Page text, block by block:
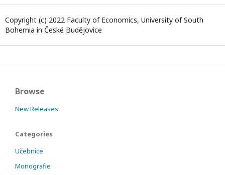
Copyright (c) 2022 Faculty of Economics, University of South
Bohemia in České Budějovice
Browse
New Releases
Categories
Učebnice
Monografie